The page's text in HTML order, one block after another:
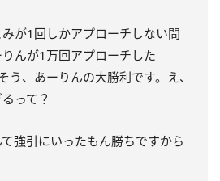
が1回しかアプローチしない間
んが1万回アプローチした
う、あーりんの大勝利です。え、
って？
強引にいったもん勝ちですから